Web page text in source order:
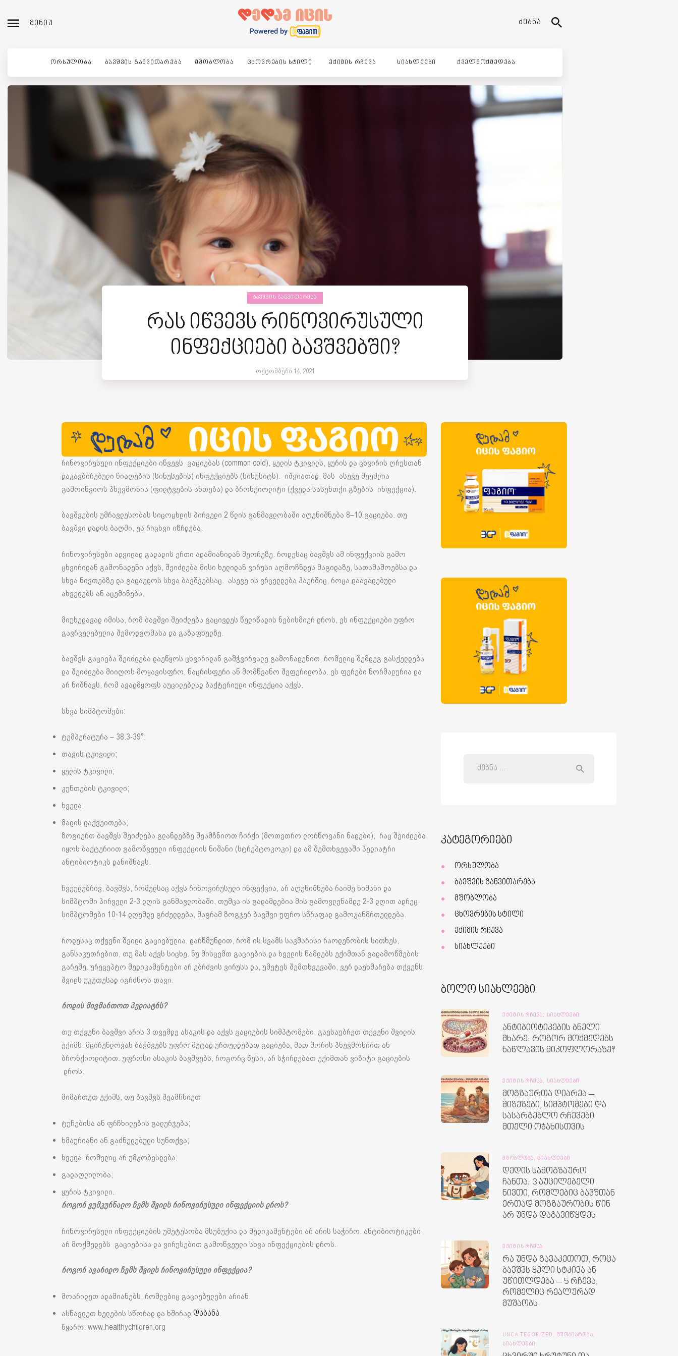
ᲛᲔᲜᲘᲣ ᲫᲔᲑᲜᲐ
ᲝᲠᲡᲣᲚᲝᲑᲐ ᲑᲐᲕᲨᲕᲘᲡ ᲒᲐᲜᲕᲘᲗᲐᲠᲔᲑᲐ ᲛᲨᲝᲑᲚᲝᲑᲐ ᲪᲮᲝᲕᲠᲔᲑᲘᲡ ᲡᲢᲘᲚᲘ ᲔᲥᲘᲛᲘᲡ ᲠᲩᲔᲕᲐ ᲡᲘᲐᲮᲚᲔᲔᲑᲘ ᲥᲕᲔᲚᲛᲝᲥᲛᲔᲓᲔᲑᲐ
ᲑᲐᲕᲨᲕᲘᲡ ᲒᲐᲜᲕᲘᲗᲐᲠᲔᲑᲐ
რას იწვევს რინოვირუსული
ინფექციები ბავშვებში?
ოქტომბერი 14, 2021
რინოვირუსული ინფექციები იწვევს გაციებას (common cold), ყელის ტკივილს, ყურის და ცხვირის ღრუსთან
დაკავშირებული წიაღების (სინუსების) ინფექციებს (სინუსიტს). იშვიათად, მას ასევე შეუძლია
გამოიწვიოს პნევმონია (ფილტვების ანთება) და ბრონქიოლიტი (ქვედა სასუნთქი გზების ინფექცია).
ბავშვების უმრავლესობას სიცოცხლის პირველი 2 წლის განმავლობაში აღენიშნება 8–10 გაციება. თუ
ბავშვი დადის ბაღში, ეს რიცხვი იზრდება.
რინოვირუსები ადვილად გადადის ერთი ადამიანიდან მეორეზე. როდესაც ბავშვს ამ ინფექციის გამო
ცხვირიდან გამონადენი აქვს, შეიძლება მისი ხელიდან ვირუსი აღმოჩნდეს მაგიდაზე, სათამაშოებსა და
სხვა ნივთებზე და გადაედოს სხვა ბავშვებსაც. ასევე ის ვრცელდება ჰაერშიც, როცა დაავადებული
ახველებს ან აცემინებს.
მიუხედავად იმისა, რომ ბავშვი შეიძლება გაცივდეს წელიწადის ნებისმიერ დროს, ეს ინფექციები უფრო
გავრცელებულია შემოდგომასა და გაზაფხულზე.
ბავშვს გაციება შეიძლება დაეწყოს ცხვირიდან გამჭვირვალე გამონადენით, რომელიც შემდეგ გასქელდება
და შეიძლება მიიღოს მოყავისფრო, ნაცრისფერი ან მომწვანო შეფერილობა. ეს ფერები ნორმალურია და
არ ნიშნავს, რომ ავადმყოფს აუცილებლად ბაქტერიული ინფექცია აქვს.
სხვა სიმპტომები:
ტემპერატურა – 38.3-39°;
თავის ტკივილი;
ყელის ტკივილი;
კუნთების ტკივილი;
ხველა;
მადის დაქვეითება;
ზოგიერთ ბავშვს შეიძლება გლანდებზე შეამჩნიოთ ჩირქი (მოთეთრო ლორწოვანი ნადები), რაც შეიძლება
იყოს ბაქტერიით გამოწვეული ინფექციის ნიშანი (სტრეპტოკოკი) და ამ შემთხვევაში პედიატრი
ანტიბიოტიკს დანიშნავს.
ჩვეულებრივ, ბავშვს, რომელსაც აქვს რინოვირუსული ინფექცია, არ აღენიშნება რაიმე ნიშანი და
სიმპტომი პირველი 2-3 დღის განმავლობაში, თუმცა ის გადამდებია მის გამოვლენამდე 2-3 დღით ადრეც.
სიმპტომები 10-14 დღემდე გრძელდება, მაგრამ ზოგჯერ ბავშვი უფრო სწრაფად გამოჯანმრთელდება.
როდესაც თქვენი შვილი გაციებულია, დარწმუნდით, რომ ის სვამს საკმარისი რაოდენობის სითხეს,
განსაკუთრებით, თუ მას აქვს სიცხე. ნუ მისცემთ გაციების და ხველის წამლებს ექიმთან გადამოწმების
გარეშე. ურეცეპტო მედიკამენტები არ ებრძვის ვირუსს და, უმეტეს შემთხვევაში, ვერ დაეხმარება თქვენს
შვილს უკეთესად იგრძნოს თავი.
როდის მივმართოთ პედიატრს?
თუ თქვენი ბავშვი არის 3 თვემდე ასაკის და აქვს გაციების სიმპტომები, გაესაუბრეთ თქვენი შვილის
ექიმს. მცირეწლოვან ბავშვებს უფრო მეტად ურთულდებათ გაციება, მათ შორის პნევმონიით ან
ბრონქიოლიტით. უფროსი ასაკის ბავშვებს, როგორც წესი, არ სჭირდებათ ექიმთან ვიზიტი გაციების
დროს.
მიმართეთ ექიმს, თუ ბავშვს შეამჩნიეთ
ტუჩებისა ან ფრჩხილების გალურჯება;
ხმაურიანი ან გაძნელებული სუნთქვა;
ხველა, რომელიც არ უმჯობესდება;
გადაღლილობა;
ყურის ტკივილი.
როგორ ვუმკურნალო ჩემს შვილს რინოვირუსული ინფექციის დროს?
რინოვირუსული ინფექციების უმეტესობა მსუბუქია და მედიკამენტები არ არის საჭირო. ანტიბიოტიკები
არ მოქმედებს გაციებისა და ვირუსებით გამოწვეული სხვა ინფექციების დროს.
როგორ ავარიდო ჩემს შვილს რინოვირუსული ინფექცია?
მოარიდეთ ადამიანებს, რომლებიც გაციებულები არიან.
ასწავლეთ ხელების სწორად და ხშირად დაბანა
წყარო: www.healthychildren.org
კატეგორიები
ორსულობა
ბავშვის განვითარება
მშობლობა
ცხოვრების სტილი
ექიმის რჩევა
სიახლეები
ბოლო სიახლეები
ᲔᲥᲘᲛᲘᲡ ᲠᲩᲔᲕᲐ, ᲡᲘᲐᲮᲚᲔᲔᲑᲘ
ანტიბიოტიკების ბნელი
მხარე: როგორ მოქმედებს
ნაწლავის მიკოფლორაზე?
ᲔᲥᲘᲛᲘᲡ ᲠᲩᲔᲕᲐ, ᲡᲘᲐᲮᲚᲔᲔᲑᲘ
მოგზაურთა დიარეა –
მიზეზები, სიმპტომები და
სასარგებლო რჩევები
მთელი ოჯახისთვის
ᲛᲨᲝᲑᲚᲝᲑᲐ, ᲡᲘᲐᲮᲚᲔᲔᲑᲘ
დედის სამოგზაურო
ჩანთა: 3 აუცილებელი
ნივთი, რომლებიც ბავშთან
ერთად მოგზაურობის წინ
არ უნდა დაგავიწყდეს
ᲔᲥᲘᲛᲘᲡ ᲠᲩᲔᲕᲐ
რა უნდა გავაკეთოთ, როცა
ბავშვს ყელი სტკივა ან
უწითლდება – 5 რჩევა,
რომელიც რეალურად
მუშაობს
UNCATEGORIZED, ᲛᲨᲝᲑᲘᲐᲠᲝᲑᲐ,
ᲡᲘᲐᲮᲚᲔᲔᲑᲘ